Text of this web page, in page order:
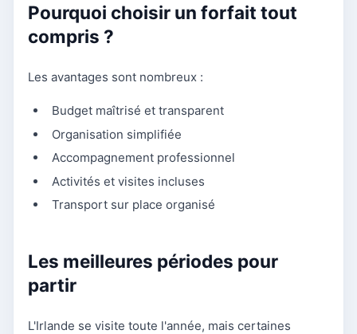
Pourquoi choisir un forfait tout
compris ?
Les avantages sont nombreux :
Budget maîtrisé et transparent
Organisation simplifiée
Accompagnement professionnel
Activités et visites incluses
Transport sur place organisé
Les meilleures périodes pour
partir
L'Irlande se visite toute l'année, mais certaines